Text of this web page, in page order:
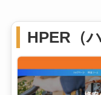
HPER（